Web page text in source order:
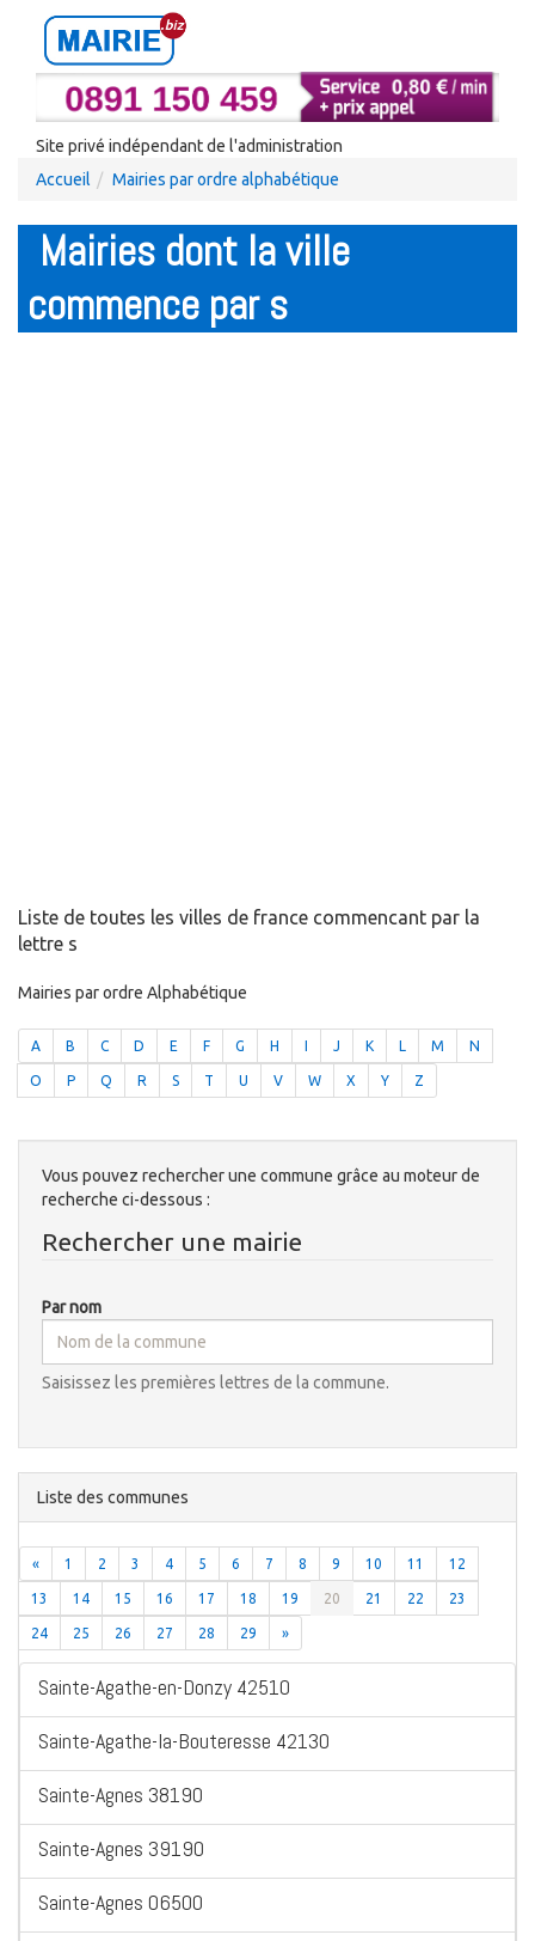
Site privé indépendant de l'administration
Accueil
Mairies par ordre alphabétique
Mairies dont la ville
commence par s
Liste de toutes les villes de france commencant par la
lettre s
Mairies par ordre Alphabétique
A B C D E F G H J K L M N
O P Q R S T U V W X Y Z
Vous pouvez rechercher une commune grâce au moteur de
recherche ci-dessous :
Rechercher une mairie
Par nom
Saisissez les premières lettres de la commune.
Liste des communes
« 1 2 3 4 5 6 7 8 9 10 11 12
13 14 15 16 17 18 19 20 21 22 23
24 25 26 27 28 29 »
Sainte-Agathe-en-Donzy 42510
Sainte-Agathe-la-Bouteresse 42130
Sainte-Agnes 38190
Sainte-Agnes 39190
Sainte-Agnes 06500